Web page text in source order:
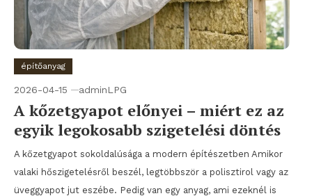
építőanyag
2026-04-15 adminLPG
A kőzetgyapot előnyei – miért ez az
egyik legokosabb szigetelési döntés
A kőzetgyapot sokoldalúsága a modern építészetben Amikor
valaki hőszigetelésről beszél, legtöbbször a polisztirol vagy az
üveggyapot jut eszébe. Pedig van egy anyag, ami ezeknél is